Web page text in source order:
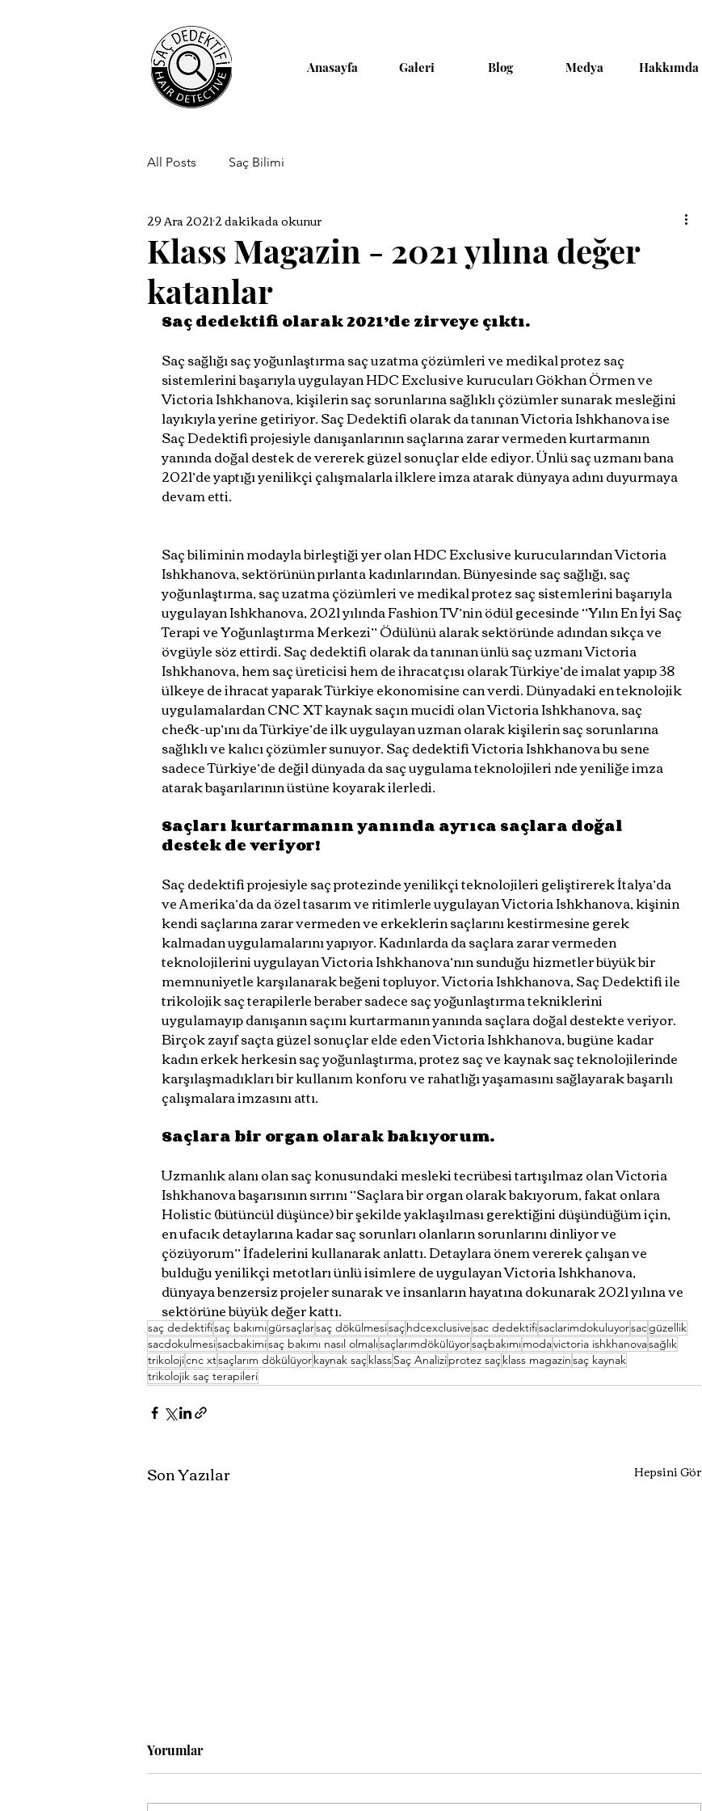
Anasayfa Galeri Blog Medya Hakkımda
All Posts Saç Bilimi
Klass Magazin - 2021 yılına değer
katanlar
29 Ara 20212 dakikada okunur
Saç dedektifi olarak 2021’de zirveye çıktı.
Saç sağlığı saç yoğunlaştırma saç uzatma çözümleri ve medikal protez saç
sistemlerini başarıyla uygulayan HDC Exclusive kurucuları Gökhan Örmen ve
Victoria Ishkhanova, kişilerin saç sorunlarına sağlıklı çözümler sunarak mesleğini
layıkıyla yerine getiriyor. Saç Dedektifi olarak da tanınan Victoria Ishkhanova ise
Saç Dedektifi projesiyle danışanlarının saçlarına zarar vermeden kurtarmanın
yanında doğal destek de vererek güzel sonuçlar elde ediyor. Ünlü saç uzmanı bana
2021’de yaptığı yenilikçi çalışmalarla ilklere imza atarak dünyaya adını duyurmaya
devam etti.
Saç biliminin modayla birleştiği yer olan HDC Exclusive kurucularından Victoria
Ishkhanova, sektörünün pırlanta kadınlarından. Bünyesinde saç sağlığı, saç
yoğunlaştırma, saç uzatma çözümleri ve medikal protez saç sistemlerini başarıyla
uygulayan Ishkhanova, 2021 yılında Fashion TV’nin ödül gecesinde ‘’Yılın En İyi Saç
Terapi ve Yoğunlaştırma Merkezi’’ Ödülünü alarak sektöründe adından sıkça ve
övgüyle söz ettirdi. Saç dedektifi olarak da tanınan ünlü saç uzmanı Victoria
Ishkhanova, hem saç üreticisi hem de ihracatçısı olarak Türkiye’de imalat yapıp 38
ülkeye de ihracat yaparak Türkiye ekonomisine can verdi. Dünyadaki en teknolojik
uygulamalardan CNC XT kaynak saçın mucidi olan Victoria Ishkhanova, saç
check-up’ını da Türkiye’de ilk uygulayan uzman olarak kişilerin saç sorunlarına
sağlıklı ve kalıcı çözümler sunuyor. Saç dedektifi Victoria Ishkhanova bu sene
sadece Türkiye’de değil dünyada da saç uygulama teknolojileri nde yeniliğe imza
atarak başarılarının üstüne koyarak ilerledi.
Saçları kurtarmanın yanında ayrıca saçlara doğal
destek de veriyor!
Saç dedektifi projesiyle saç protezinde yenilikçi teknolojileri geliştirerek İtalya’da
ve Amerika’da da özel tasarım ve ritimlerle uygulayan Victoria Ishkhanova, kişinin
kendi saçlarına zarar vermeden ve erkeklerin saçlarını kestirmesine gerek
kalmadan uygulamalarını yapıyor. Kadınlarda da saçlara zarar vermeden
teknolojilerini uygulayan Victoria Ishkhanova’nın sunduğu hizmetler büyük bir
memnuniyetle karşılanarak beğeni topluyor. Victoria Ishkhanova, Saç Dedektifi ile
trikolojik saç terapilerle beraber sadece saç yoğunlaştırma tekniklerini
uygulamayıp danışanın saçını kurtarmanın yanında saçlara doğal destekte veriyor.
Birçok zayıf saçta güzel sonuçlar elde eden Victoria Ishkhanova, bugüne kadar
kadın erkek herkesin saç yoğunlaştırma, protez saç ve kaynak saç teknolojilerinde
karşılaşmadıkları bir kullanım konforu ve rahatlığı yaşamasını sağlayarak başarılı
çalışmalara imzasını attı.
Saçlara bir organ olarak bakıyorum.
Uzmanlık alanı olan saç konusundaki mesleki tecrübesi tartışılmaz olan Victoria
Ishkhanova başarısının sırrını ‘’Saçlara bir organ olarak bakıyorum, fakat onlara
Holistic (bütüncül düşünce) bir şekilde yaklaşılması gerektiğini düşündüğüm için,
en ufacık detaylarına kadar saç sorunları olanların sorunlarını dinliyor ve
çözüyorum’’ İfadelerini kullanarak anlattı. Detaylara önem vererek çalışan ve
bulduğu yenilikçi metotları ünlü isimlere de uygulayan Victoria Ishkhanova,
dünyaya benzersiz projeler sunarak ve insanların hayatına dokunarak 2021 yılına ve
sektörüne büyük değer kattı.
saç dedektifisaç bakımıgürsaçlarsaç dökülmesisaçhdcexclusivesac dedektifisaclarimdokuluyorsacgüzellik
sacdokulmesisacbakimisaç bakımı nasıl olmalısaçlarımdökülüyorsaçbakımımodavictoria ishkhanovasağlık
trikolojicnc xtsaçlarım dökülüyorkaynak saçklassSaç Analiziprotez saçklass magazinsaç kaynak
trikolojik saç terapileri
Son Yazılar Hepsini Gör
Yorumlar